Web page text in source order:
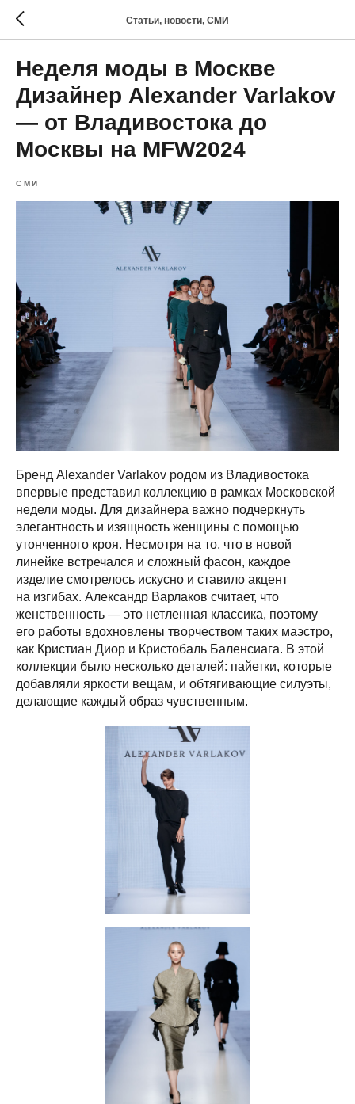
Статьи, новости, СМИ
Неделя моды в Москве
Дизайнер Alexander Varlakov
— от Владивостока до
Москвы на MFW2024
СМИ
Бренд Alexander Varlakov родом из Владивостока
впервые представил коллекцию в рамках Московской
недели моды. Для дизайнера важно подчеркнуть
элегантность и изящность женщины с помощью
утонченного кроя. Несмотря на то, что в новой
линейке встречался и сложный фасон, каждое
изделие смотрелось искусно и ставило акцент
на изгибах. Александр Варлаков считает, что
женственность — это нетленная классика, поэтому
его работы вдохновлены творчеством таких маэстро,
как Кристиан Диор и Кристобаль Баленсиага. В этой
коллекции было несколько деталей: пайетки, которые
добавляли яркости вещам, и обтягивающие силуэты,
делающие каждый образ чувственным.